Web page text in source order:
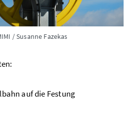
/ Susanne Fazekas
auf die Festung